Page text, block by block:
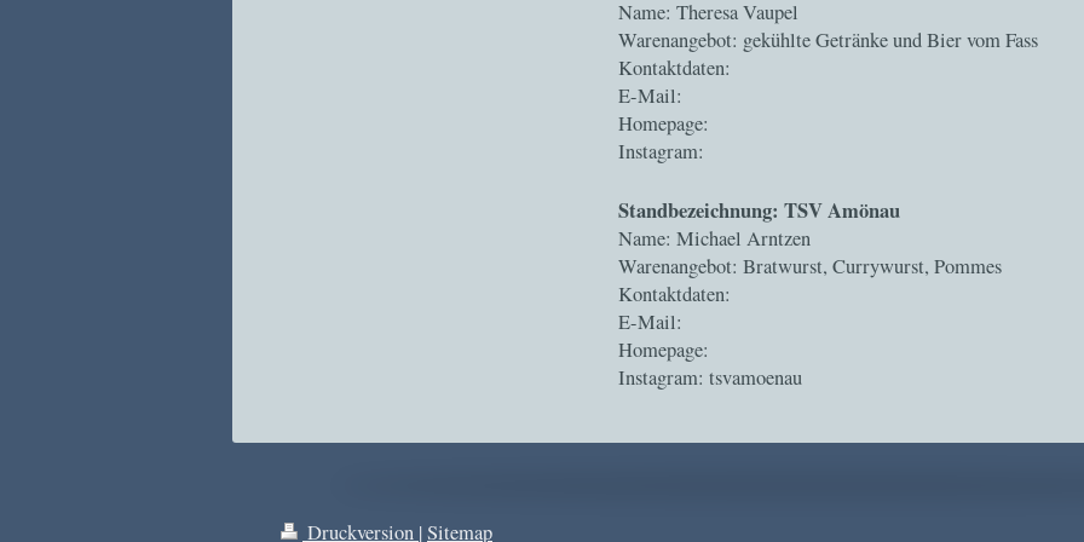
Name: Theresa Vaupel
Warenangebot: gekühlte Getränke und Bier vom Fass
Kontaktdaten:
E-Mail:
Homepage:
Instagram:
Standbezeichnung: TSV Amönau
Name: Michael Arntzen
Warenangebot: Bratwurst, Currywurst, Pommes
Kontaktdaten:
E-Mail:
Homepage:
Instagram: tsvamoenau
Druckversion |Sitemap